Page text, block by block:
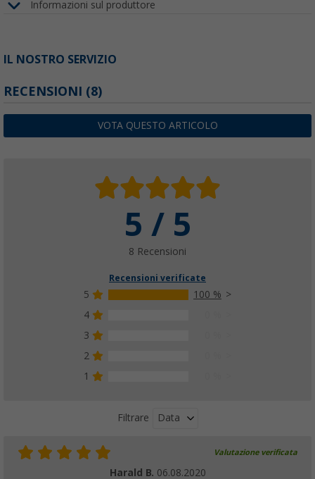
Informazioni sul produttore
IL NOSTRO SERVIZIO
RECENSIONI (8)
VOTA QUESTO ARTICOLO
5 / 5
8 Recensioni
Recensioni verificate
5
100 %
4
3
2
1
Filtrare Data
Valutazione verificata
Harald B. 06.08.2020